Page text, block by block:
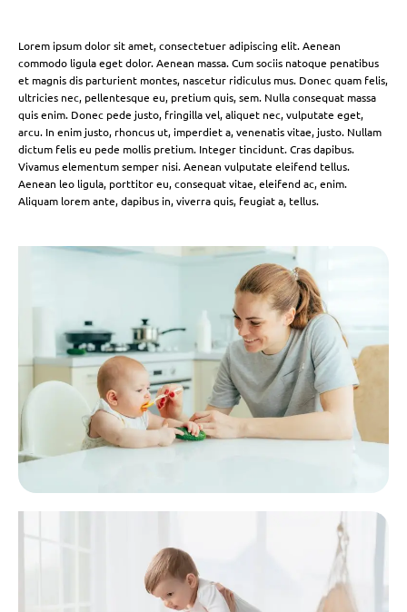
Lorem ipsum dolor sit amet, consectetuer adipiscing elit. Aenean
commodo ligula eget dolor. Aenean massa. Cum sociis natoque penatibus
et magnis dis parturient montes, nascetur ridiculus mus. Donec quam felis,
ultricies nec, pellentesque eu, pretium quis, sem. Nulla consequat massa
quis enim. Donec pede justo, fringilla vel, aliquet nec, vulputate eget,
arcu. In enim justo, rhoncus ut, imperdiet a, venenatis vitae, justo. Nullam
dictum felis eu pede mollis pretium. Integer tincidunt. Cras dapibus.
Vivamus elementum semper nisi. Aenean vulputate eleifend tellus.
Aenean leo ligula, porttitor eu, consequat vitae, eleifend ac, enim.
Aliquam lorem ante, dapibus in, viverra quis, feugiat a, tellus.